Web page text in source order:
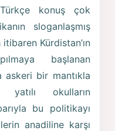
konuş çok
sloganlaşmış
Kürdistan’ın
başlanan
bir mantıkla
okulların
bu politikayı
anadiline karşı